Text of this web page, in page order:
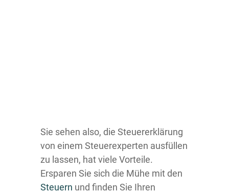
Sie sehen also, die Steuererklärung
von einem Steuerexperten ausfüllen
zu lassen, hat viele Vorteile.
Ersparen Sie sich die Mühe mit den
Steuern und finden Sie Ihren